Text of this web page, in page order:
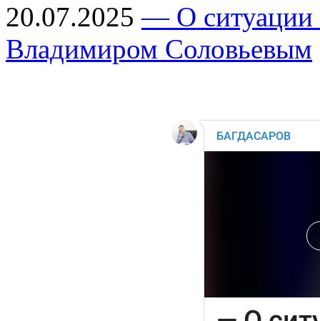
20.07.2025 — О ситуации
Владимиром Соловьевым